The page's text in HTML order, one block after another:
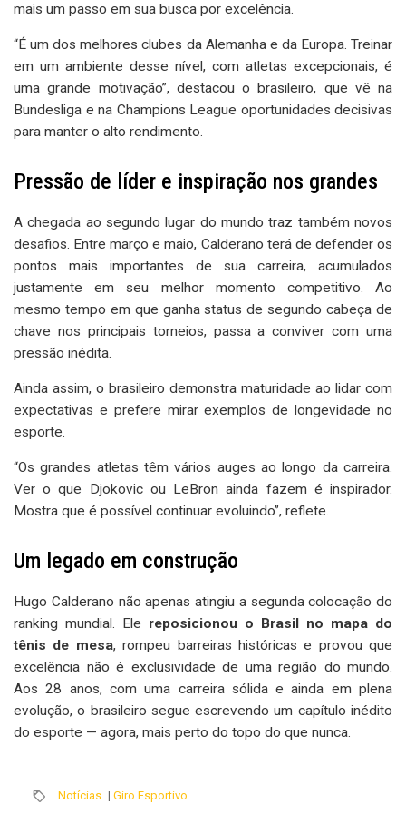
mais um passo em sua busca por excelência.
“É um dos melhores clubes da Alemanha e da Europa. Treinar
em um ambiente desse nível, com atletas excepcionais, é
uma grande motivação”, destacou o brasileiro, que vê na
Bundesliga e na Champions League oportunidades decisivas
para manter o alto rendimento.
Pressão de líder e inspiração nos grandes
A chegada ao segundo lugar do mundo traz também novos
desafios. Entre março e maio, Calderano terá de defender os
pontos mais importantes de sua carreira, acumulados
justamente em seu melhor momento competitivo. Ao
mesmo tempo em que ganha status de segundo cabeça de
chave nos principais torneios, passa a conviver com uma
pressão inédita.
Ainda assim, o brasileiro demonstra maturidade ao lidar com
expectativas e prefere mirar exemplos de longevidade no
esporte.
“Os grandes atletas têm vários auges ao longo da carreira.
Ver o que Djokovic ou LeBron ainda fazem é inspirador.
Mostra que é possível continuar evoluindo”, reflete.
Um legado em construção
Hugo Calderano não apenas atingiu a segunda colocação do
ranking mundial. Ele reposicionou o Brasil no mapa do
tênis de mesa, rompeu barreiras históricas e provou que
excelência não é exclusividade de uma região do mundo.
Aos 28 anos, com uma carreira sólida e ainda em plena
evolução, o brasileiro segue escrevendo um capítulo inédito
do esporte — agora, mais perto do topo do que nunca.
Notícias | Giro Esportivo